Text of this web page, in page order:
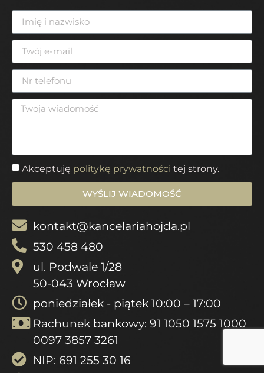
kontakt@kancelariahojda.pl
530 458 480
ul. Podwale 1/28
50-043 Wrocław
poniedziałek - piątek 10:00 – 17:00
Rachunek bankowy: 91 1050 1575 1000
0097 3857 3261
NIP: 691 255 30 16
Akceptuję politykę prywatności tej strony.
WYŚLIJ WIADOMOŚĆ